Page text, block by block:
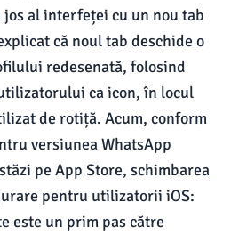
al interfeței cu un nou tab
că noul tab deschide o
redesenată, folosind
ca icon, în locul
de rotiță. Acum, conform
versiunea WhatsApp
pe App Store, schimbarea
pentru utilizatorii iOS:
este un prim pas către